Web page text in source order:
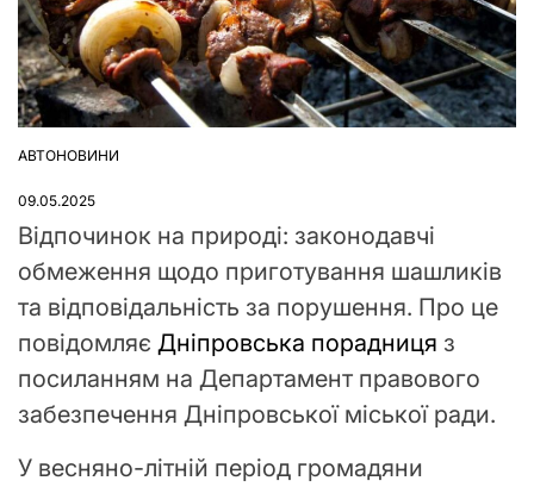
ОПУБЛІКУВАТИ
АВТОНОВИНИ
09.05.2025
Відпочинок на природі: законодавчі
обмеження щодо приготування шашликів
та відповідальність за порушення. Про це
повідомляє Дніпровська порадниця з
посиланням на Департамент правового
забезпечення Дніпровської міської ради.
У весняно-літній період громадяни